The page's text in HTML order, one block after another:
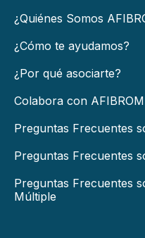
¿Quiénes Somos
¿Cómo te ayudamos?
¿Por qué asociarte?
Colabora con AFIBROM
Preguntas Frecuentes
Preguntas Frecuentes
Preguntas Frecuentes
Múltiple